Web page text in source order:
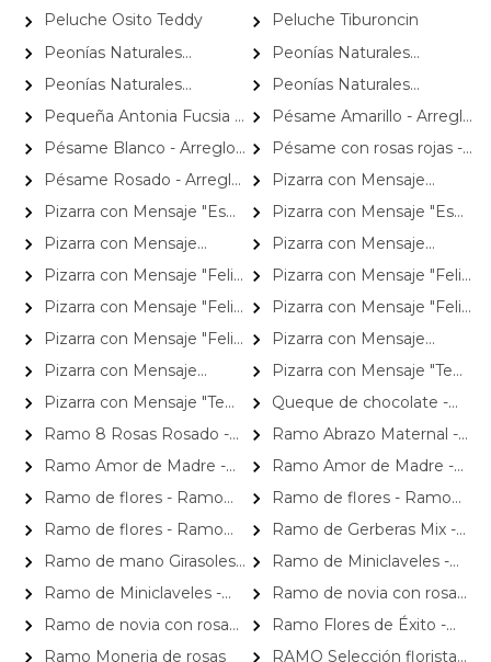
Cony
largas celeste
Peluche Osito Teddy
Peluche Tiburoncin
Peonías Naturales
Preservadas - tres peonías
blanco
Peonías Naturales
Preservadas - tres peonías
fucsia
Peonías Naturales
Preservadas - tres peonías
preservadas en pecera vidrio
con piedrecitas
Peonías Naturales
Preservadas - tres peonías
rosado
Pequeña Antonia Fucsia -
Florero transparente con 9
rosas e hypericum
Pésame Amarillo - Arreglo
floral de condolencias
Pésame Blanco - Arreglo
floral de condolencias
Pésame con rosas rojas -
Arreglo floral de condolencias
con rosas blancas y rojas, y
mix de flores blancas de
temporada
Pésame Rosado - Arreglo
floral de condolencias
Pizarra con Mensaje
"Amor mío"
Pizarra con Mensaje "Es
un niño"
Pizarra con Mensaje "Es
una niña"
Pizarra con Mensaje
"Felicidades mamita"
Pizarra con Mensaje
"Felicidades"
Pizarra con Mensaje "Feliz
aniversario"
Pizarra con Mensaje "Feliz
cumple"
Pizarra con Mensaje "Feliz
día"
Pizarra con Mensaje "Feliz
Graduación!"
Pizarra con Mensaje "Feliz
Navidad"
Pizarra con Mensaje
"Gracias"
Pizarra con Mensaje
"Mejórate Pronto"
Pizarra con Mensaje "Te
amo"
Pizarra con Mensaje "Te
quiero"
Queque de chocolate -
Bizcocho de chocolate
Schlünder de 400 grs
Ramo 8 Rosas Rosado -
Ramo extendido con 8 rosas
ecuatorianas
Ramo Abrazo Maternal -
Ramo extendido con rosas
rosado, miniclaveles, vara de
oro y pizarra: Te amo mamita¡
Ramo Amor de Madre -
Ramo extendido de rosas
blanco y amarillo, hypericum
rojo, pizarra y globo
Ramo Amor de Madre -
Ramo extendido de rosas
blanco y damasco, hypericum
verde, pizarra y globo
Ramo de flores - Ramo
con liliums amarillos y rosas
ecuatorianas rojas
Ramo de flores - Ramo
con liliums blancos y rosas
ecuatorianas amarillas
Ramo de flores - Ramo
con liliums blancos y rosas
ecuatorianas blancas
Ramo de Gerberas Mix -
Ramo con 30 gerberas
multicolor y ruscus
Ramo de mano Girasoles
y Rosas - ramo de mano con
girasoles y rosas blanco
Ramo de Miniclaveles -
Ramo de flores extendido
con miniclaveles y rosas
amarillas
Ramo de Miniclaveles -
Ramo de flores extendido
con miniclaveles y rosas rojas
Ramo de novia con rosas
blanco y azul
Ramo de novia con rosas
en dos tonos
Ramo Flores de Éxito -
Ramo de flores para
Ramo Moneria de rosas
RAMO Selección florista